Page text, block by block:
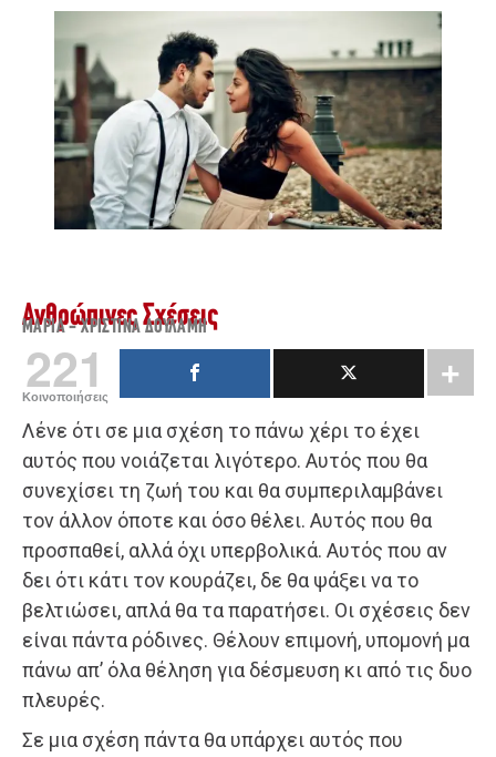
Ανθρώπινες Σχέσεις
ΜΑΡΊΑ - ΧΡΙΣΤΊΝΑ ΔΟΥΛΆΜΗ
221
Κοινοποιήσεις
Λένε ότι σε μια σχέση το πάνω χέρι το έχει
αυτός που νοιάζεται λιγότερο. Αυτός που θα
συνεχίσει τη ζωή του και θα συμπεριλαμβάνει
τον άλλον όποτε και όσο θέλει. Αυτός που θα
προσπαθεί, αλλά όχι υπερβολικά. Αυτός που αν
δει ότι κάτι τον κουράζει, δε θα ψάξει να το
βελτιώσει, απλά θα τα παρατήσει. Οι σχέσεις δεν
είναι πάντα ρόδινες. Θέλουν επιμονή, υπομονή μα
πάνω απ’ όλα θέληση για δέσμευση κι από τις δυο
πλευρές.
Σε μια σχέση πάντα θα υπάρχει αυτός που